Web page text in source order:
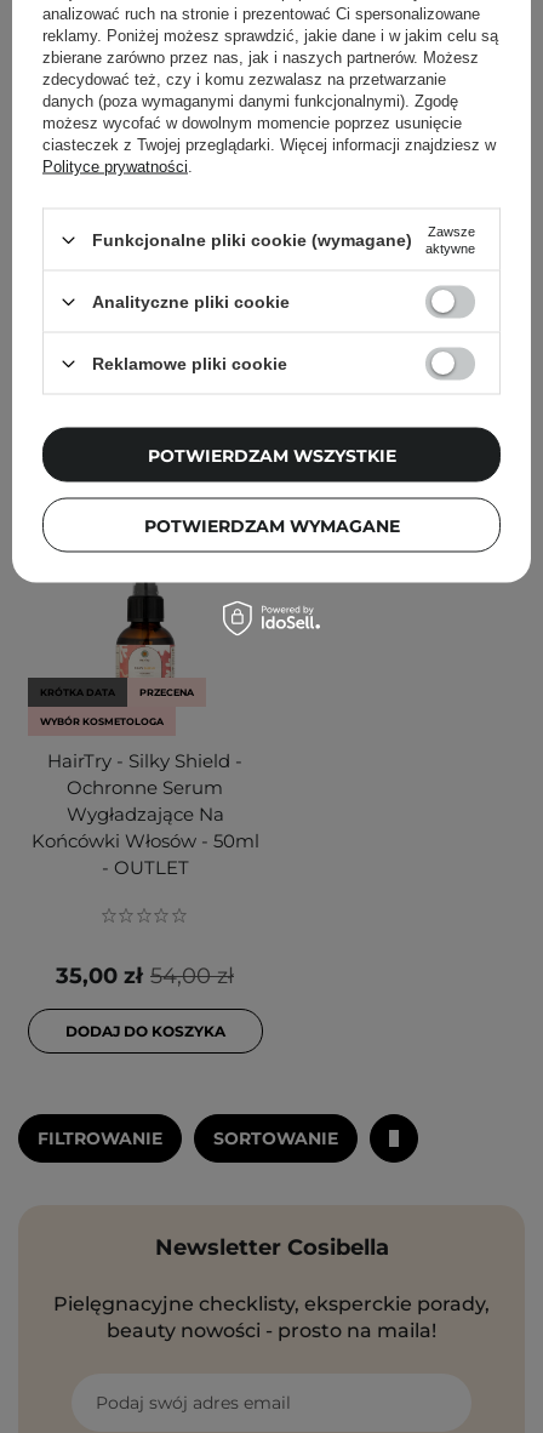
Wygładzające Na
WYBÓR KOSMETOLOGA
Exfoliate - Szampon
Enzymatyczny - 250ml
30
64,00 zł
KRÓTKA DATA PRZECENA
WYBÓR KOSMETOLOGA
HairTry - Silky Shield -
Ochronne Serum
Wygładzające Na
Końcówki Włosów - 50ml
- OUTLET
54,00 zł
35,00 zł
DODAJ DO KOSZYKA
FILTROWANIE SORTOWANIE
Newsletter Cosibella
Pielęgnacyjne checklisty, eksperckie porady,
beauty nowości - prosto na maila!
Podaj swój adres email
analizować ruch na stronie i prezentować Ci spersonalizowane
reklamy. Poniżej możesz sprawdzić, jakie dane i w jakim celu są
zbierane zarówno przez nas, jak i naszych partnerów. Możesz
zdecydować też, czy i komu zezwalasz na przetwarzanie
danych (poza wymaganymi danymi funkcjonalnymi). Zgodę
możesz wycofać w dowolnym momencie poprzez usunięcie
ciasteczek z Twojej przeglądarki. Więcej informacji znajdziesz w
Polityce prywatności
Funkcjonalne pliki cookie (wymagane)
Zawsze
aktywne
Analityczne pliki cookie
Reklamowe pliki cookie
POTWIERDZAM WYMAGANE
POTWIERDZAM WSZYSTKIE